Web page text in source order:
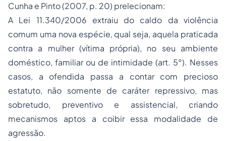
Cunha e Pinto (2007, p. 20) prelecionam:
A Lei 11.340/2006 extraiu do caldo da violência
comum uma nova espécie, qual seja, aquela praticada
contra a mulher (vítima própria), no seu ambiente
doméstico, familiar ou de intimidade (art. 5°). Nesses
casos, a ofendida passa a contar com precioso
estatuto, não somente de caráter repressivo, mas
sobretudo, preventivo e assistencial, criando
mecanismos aptos a coibir essa modalidade de
agressão.